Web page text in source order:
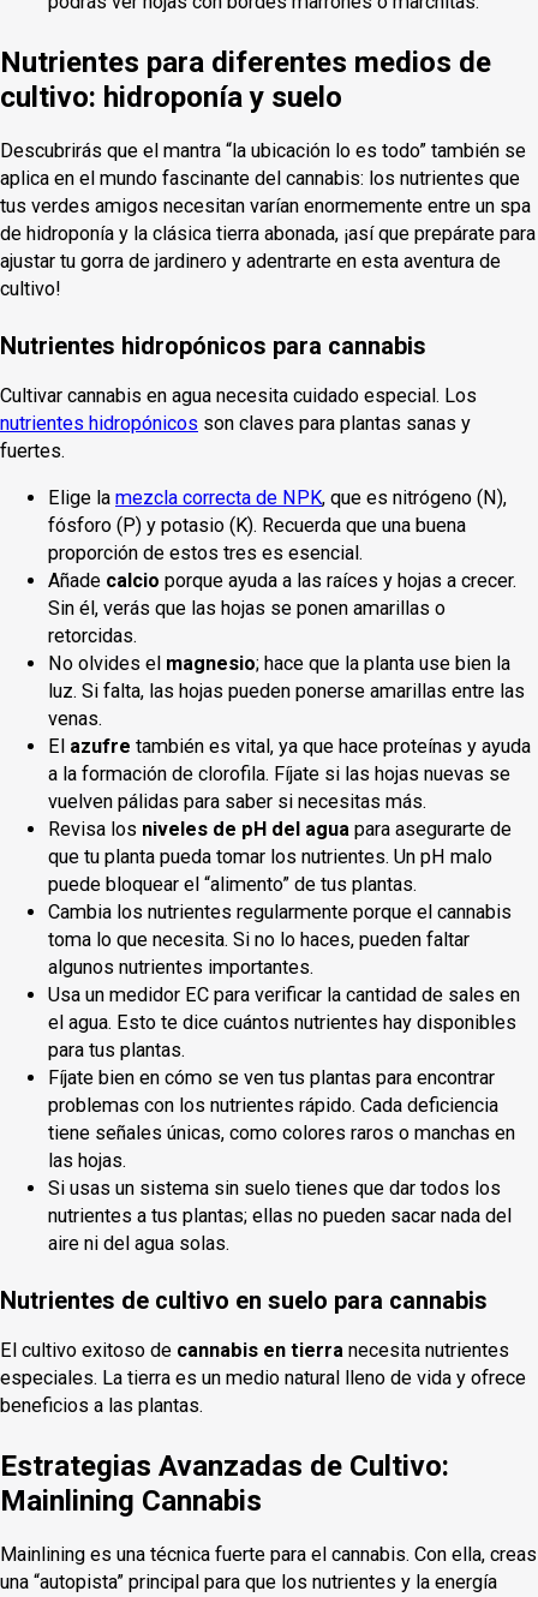
Nutrientes para diferentes medios de
cultivo: hidroponía y suelo
Descubrirás que el mantra “la ubicación lo es todo” también se
aplica en el mundo fascinante del cannabis: los nutrientes que
tus verdes amigos necesitan varían enormemente entre un spa
de hidroponía y la clásica tierra abonada, ¡así que prepárate para
ajustar tu gorra de jardinero y adentrarte en esta aventura de
cultivo!
Nutrientes hidropónicos para cannabis
Cultivar cannabis en agua necesita cuidado especial. Los
nutrientes hidropónicos son claves para plantas sanas y
fuertes.
Elige la mezcla correcta de NPK, que es nitrógeno (N),
fósforo (P) y potasio (K). Recuerda que una buena
proporción de estos tres es esencial.
Añade calcio porque ayuda a las raíces y hojas a crecer.
Sin él, verás que las hojas se ponen amarillas o
retorcidas.
No olvides el magnesio; hace que la planta use bien la
luz. Si falta, las hojas pueden ponerse amarillas entre las
venas.
El azufre también es vital, ya que hace proteínas y ayuda
a la formación de clorofila. Fíjate si las hojas nuevas se
vuelven pálidas para saber si necesitas más.
Revisa los niveles de pH del agua para asegurarte de
que tu planta pueda tomar los nutrientes. Un pH malo
puede bloquear el “alimento” de tus plantas.
Cambia los nutrientes regularmente porque el cannabis
toma lo que necesita. Si no lo haces, pueden faltar
algunos nutrientes importantes.
Usa un medidor EC para verificar la cantidad de sales en
el agua. Esto te dice cuántos nutrientes hay disponibles
para tus plantas.
Fíjate bien en cómo se ven tus plantas para encontrar
problemas con los nutrientes rápido. Cada deficiencia
tiene señales únicas, como colores raros o manchas en
las hojas.
Si usas un sistema sin suelo tienes que dar todos los
nutrientes a tus plantas; ellas no pueden sacar nada del
aire ni del agua solas.
Nutrientes de cultivo en suelo para cannabis
El cultivo exitoso de cannabis en tierra necesita nutrientes
especiales. La tierra es un medio natural lleno de vida y ofrece
beneficios a las plantas.
Estrategias Avanzadas de Cultivo:
Mainlining Cannabis
Mainlining es una técnica fuerte para el cannabis. Con ella, creas
una “autopista” principal para que los nutrientes y la energía